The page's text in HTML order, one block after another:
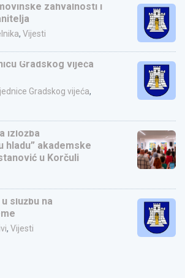
zahvalnosti i
, Vijesti
Gradskog vijeća
Gradskog vijeća,
izložba
hladu” akademske
u Korčuli
službu na
, Vijesti